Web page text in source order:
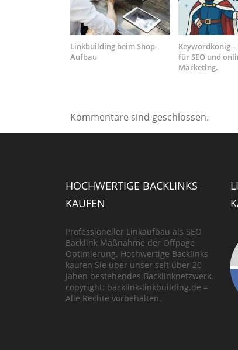
Linkbuilding beim Shop-
Aufbau
Keywordkönig
für SEO und
Marketing.
Kommentare sind geschlossen.
HOCHWERTIGE BACKLINKS
KAUFEN
Professioneller Linkaufbau als SEO
Backlink Maßnahme der Offpage
Optimierung. Hochwertige Backlinks
kaufen Sie über unser seit über 20
Jahen bestehendes Backlinknetzwerk.
copyright: backlink-linkbuilding.de –
Alle Rechte vorbehalten.